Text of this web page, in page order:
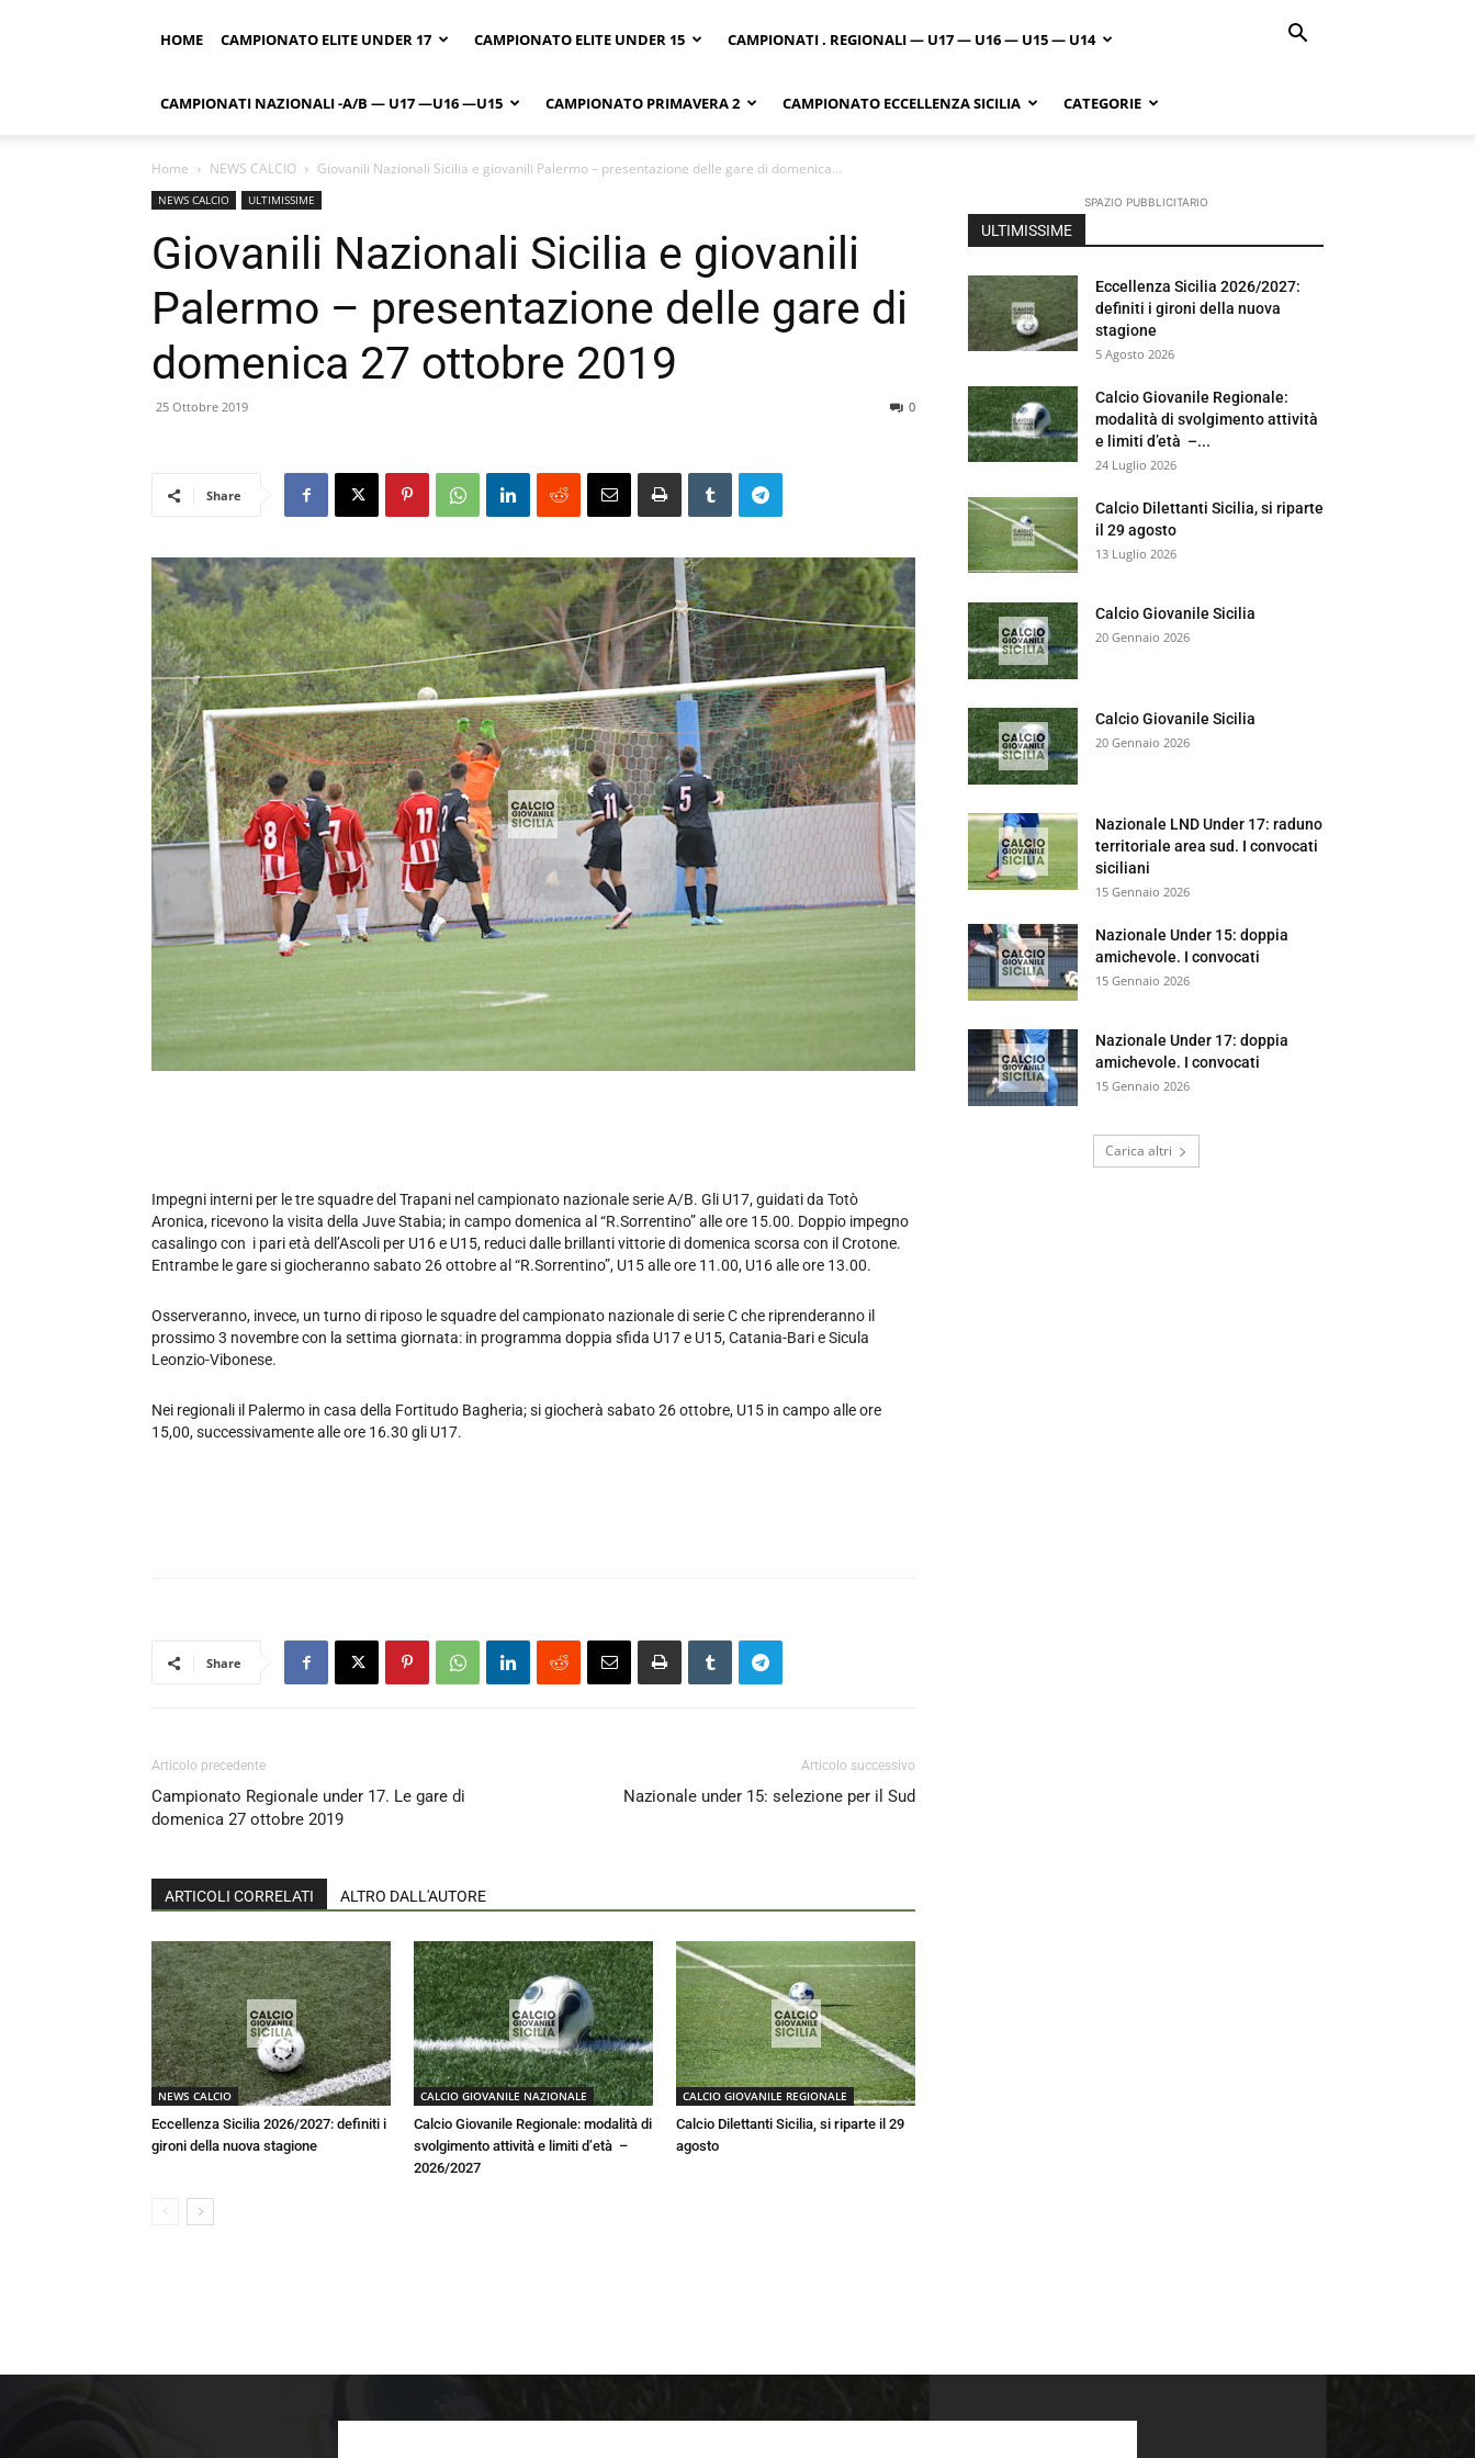
HOME CAMPIONATO ELITE UNDER 17 CAMPIONATO ELITE UNDER 15 CAMPIONATI . REGIONALI — U17 — U16 — U15 — U14
CAMPIONATI NAZIONALI -A/B — U17 —U16 —U15 CAMPIONATO PRIMAVERA 2 CAMPIONATO ECCELLENZA SICILIA CATEGORIE
Home NEWS CALCIO Giovanili Nazionali Sicilia e giovanili Palermo – presentazione delle gare di domenica...
NEWS CALCIO ULTIMISSIME
Giovanili Nazionali Sicilia e giovanili
Palermo – presentazione delle gare di
domenica 27 ottobre 2019
25 Ottobre 2019 0
Share
Impegni interni per le tre squadre del Trapani nel campionato nazionale serie A/B. Gli U17, guidati da Totò
Aronica, ricevono la visita della Juve Stabia; in campo domenica al “R.Sorrentino” alle ore 15.00. Doppio impegno
casalingo con i pari età dell’Ascoli per U16 e U15, reduci dalle brillanti vittorie di domenica scorsa con il Crotone.
Entrambe le gare si giocheranno sabato 26 ottobre al “R.Sorrentino”, U15 alle ore 11.00, U16 alle ore 13.00.
Osserveranno, invece, un turno di riposo le squadre del campionato nazionale di serie C che riprenderanno il
prossimo 3 novembre con la settima giornata: in programma doppia sfida U17 e U15, Catania-Bari e Sicula
Leonzio-Vibonese.
Nei regionali il Palermo in casa della Fortitudo Bagheria; si giocherà sabato 26 ottobre, U15 in campo alle ore
15,00, successivamente alle ore 16.30 gli U17.
Share
Articolo precedente
Campionato Regionale under 17. Le gare di
domenica 27 ottobre 2019
Articolo successivo
Nazionale under 15: selezione per il Sud
ARTICOLI CORRELATI ALTRO DALL'AUTORE
NEWS CALCIO
Eccellenza Sicilia 2026/2027: definiti i
gironi della nuova stagione
CALCIO GIOVANILE NAZIONALE
Calcio Giovanile Regionale: modalità di
svolgimento attività e limiti d’età –
2026/2027
CALCIO GIOVANILE REGIONALE
Calcio Dilettanti Sicilia, si riparte il 29
agosto
SPAZIO PUBBLICITARIO
ULTIMISSIME
Eccellenza Sicilia 2026/2027:
definiti i gironi della nuova
stagione
5 Agosto 2026
Calcio Giovanile Regionale:
modalità di svolgimento attività
e limiti d’età –...
24 Luglio 2026
Calcio Dilettanti Sicilia, si riparte
il 29 agosto
13 Luglio 2026
Calcio Giovanile Sicilia
20 Gennaio 2026
Calcio Giovanile Sicilia
20 Gennaio 2026
Nazionale LND Under 17: raduno
territoriale area sud. I convocati
siciliani
15 Gennaio 2026
Nazionale Under 15: doppia
amichevole. I convocati
15 Gennaio 2026
Nazionale Under 17: doppia
amichevole. I convocati
15 Gennaio 2026
Carica altri